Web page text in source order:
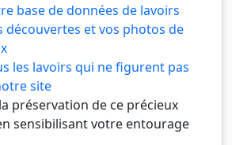
base de données de lavoirs
découvertes et vos photos de
les lavoirs qui ne figurent pas
site
préservation de ce précieux
sensibilisant votre entourage